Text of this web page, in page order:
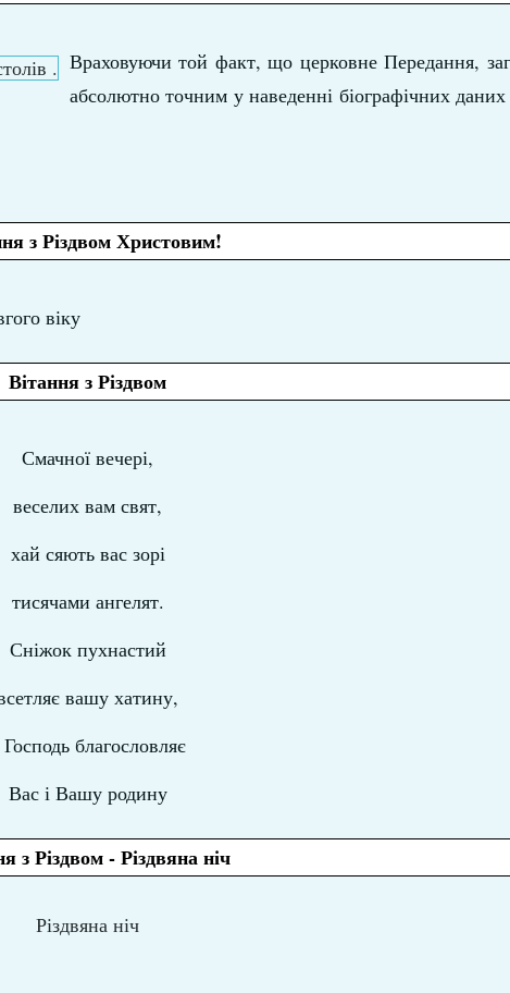
Враховуючи той факт, що церковне Передання,
абсолютно точним у наведенні біографічних
з Різдвом Христовим!
віку
Вітання з Різдвом
Смачної вечері,
веселих вам свят,
хай сяють вас зорі
тисячами ангелят.
Сніжок пухнастий
вашу хатину,
благословляє
Вас і Вашу родину
з Різдвом - Різдвяна ніч
Різдвяна ніч